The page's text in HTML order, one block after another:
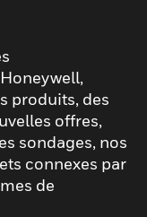
produits, des
offres,
sondages, nos
connexes par
de